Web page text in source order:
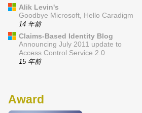
Alik Levin's
Goodbye Microsoft, Hello Caradigm
14 年前
Claims-Based Identity Blog
Announcing July 2011 update to
Access Control Service 2.0
15 年前
Award